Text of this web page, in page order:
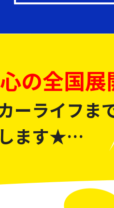
の全国展
ーライフま
ます★